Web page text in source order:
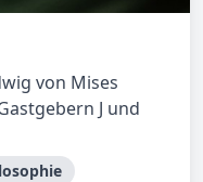
von Mises
J und